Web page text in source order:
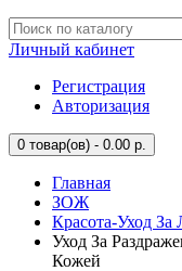
Личный кабинет
Регистрация
Авторизация
0 товар(ов) - 0.00 р.
Главная
ЗОЖ
Красота-Уход
Уход За
Кожей